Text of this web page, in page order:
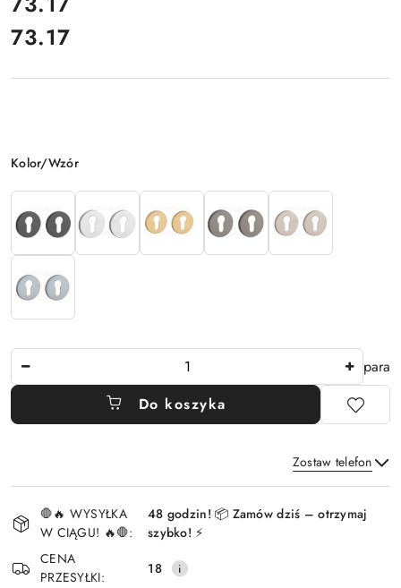
Cena:
73.17
Wariant
Kolor/Wzór
para
Do koszyka
Zostaw telefon
Wyślij
i
dostawa
🛑🔥 WYSYŁKA
W CIĄGU! 🔥🛑:
48 godzin! 📦 Zamów dziś – otrzymaj
szybko! ⚡
CENA
PRZESYŁKI:
18